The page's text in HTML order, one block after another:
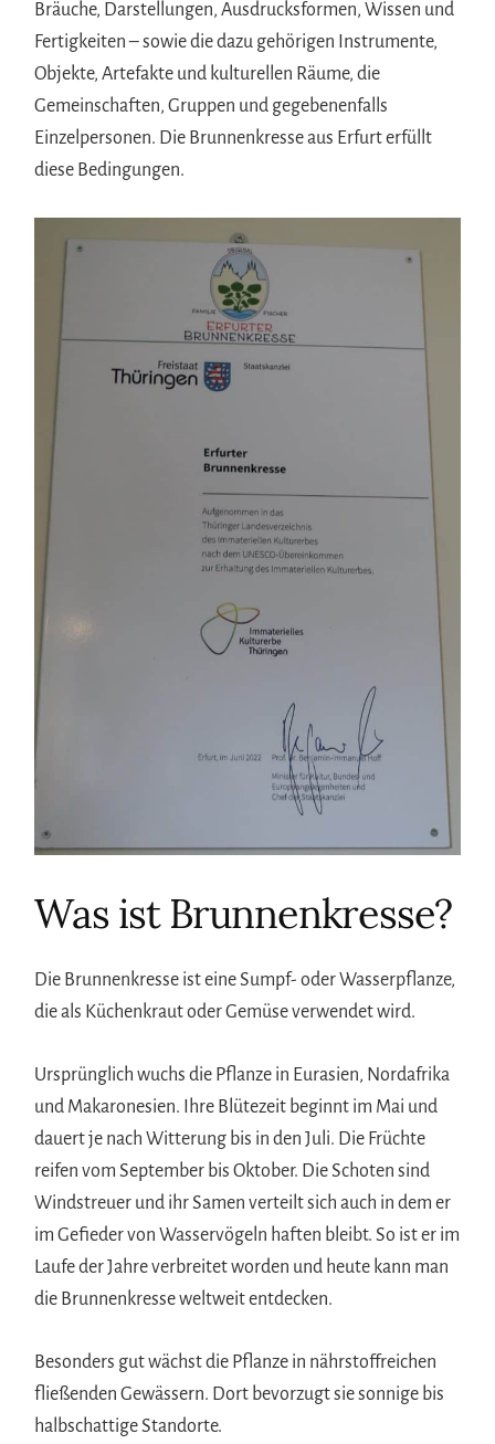
Bräuche, Darstellungen, Ausdrucksformen, Wissen und
Fertigkeiten – sowie die dazu gehörigen Instrumente,
Objekte, Artefakte und kulturellen Räume, die
Gemeinschaften, Gruppen und gegebenenfalls
Einzelpersonen. Die Brunnenkresse aus Erfurt erfüllt
diese Bedingungen.
Was ist Brunnenkresse?
Die Brunnenkresse ist eine Sumpf- oder Wasserpflanze,
die als Küchenkraut oder Gemüse verwendet wird.
Ursprünglich wuchs die Pflanze in Eurasien, Nordafrika
und Makaronesien. Ihre Blütezeit beginnt im Mai und
dauert je nach Witterung bis in den Juli. Die Früchte
reifen vom September bis Oktober. Die Schoten sind
Windstreuer und ihr Samen verteilt sich auch in dem er
im Gefieder von Wasservögeln haften bleibt. So ist er im
Laufe der Jahre verbreitet worden und heute kann man
die Brunnenkresse weltweit entdecken.
Besonders gut wächst die Pflanze in nährstoffreichen
fließenden Gewässern. Dort bevorzugt sie sonnige bis
halbschattige Standorte.